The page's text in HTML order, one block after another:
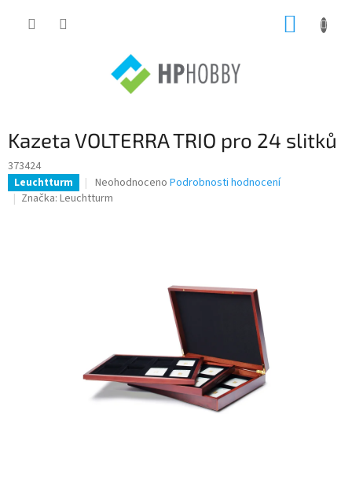
Kazeta VOLTERRA TRIO pro 24 slitků
373424
Leuchtturm
Průměrné
hodnocení
Neohodnoceno Podrobnosti hodnocení
Značka: Leuchtturm